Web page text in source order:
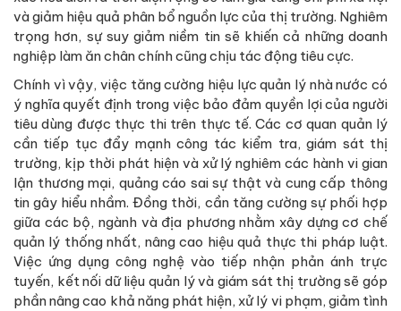
và giảm hiệu quả phân bổ nguồn lực của thị trường. Nghiêm
trọng hơn, sự suy giảm niềm tin sẽ khiến cả những doanh
nghiệp làm ăn chân chính cũng chịu tác động tiêu cực.
Chính vì vậy, việc tăng cường hiệu lực quản lý nhà nước có
ý nghĩa quyết định trong việc bảo đảm quyền lợi của người
tiêu dùng được thực thi trên thực tế. Các cơ quan quản lý
cần tiếp tục đẩy mạnh công tác kiểm tra, giám sát thị
trường, kịp thời phát hiện và xử lý nghiêm các hành vi gian
lận thương mại, quảng cáo sai sự thật và cung cấp thông
tin gây hiểu nhầm. Đồng thời, cần tăng cường sự phối hợp
giữa các bộ, ngành và địa phương nhằm xây dựng cơ chế
quản lý thống nhất, nâng cao hiệu quả thực thi pháp luật.
Việc ứng dụng công nghệ vào tiếp nhận phản ánh trực
tuyến, kết nối dữ liệu quản lý và giám sát thị trường sẽ góp
phần nâng cao khả năng phát hiện, xử lý vi phạm, giảm tình